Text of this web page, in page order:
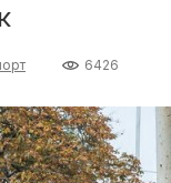
6426